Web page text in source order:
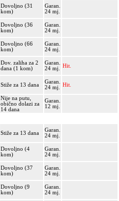
Dovoljno (31
kom)
Garan.
24 mj.
Dovoljno (36
kom)
Garan.
24 mj.
Dovoljno (66
kom)
Garan.
24 mj.
Dov. zaliha za 2
dana (1 kom)
Garan.
24 mj.
Hit.
Stiže za 13 dana
Garan.
24 mj.
Hit.
Nije na putu,
obično dolazi za
14 dana
Garan.
12 mj.
Stiže za 13 dana
Garan.
24 mj.
Dovoljno (4
kom)
Garan.
24 mj.
Dovoljno (37
kom)
Garan.
24 mj.
Dovoljno (9
kom)
Garan.
24 mj.